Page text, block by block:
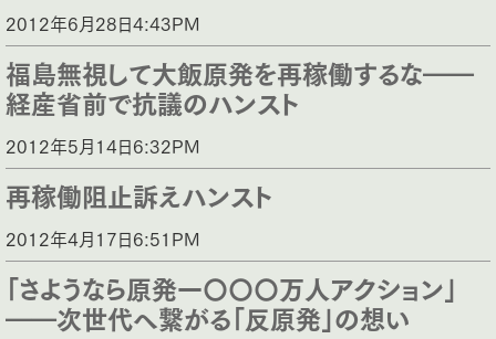
2012年6月28日4:43PM
福島無視して大飯原発を再稼働するな――
経産省前で抗議のハンスト
2012年5月14日6:32PM
再稼働阻止訴えハンスト
2012年4月17日6:51PM
「さようなら原発一〇〇〇万人アクション」
――次世代へ繋がる「反原発」の想い